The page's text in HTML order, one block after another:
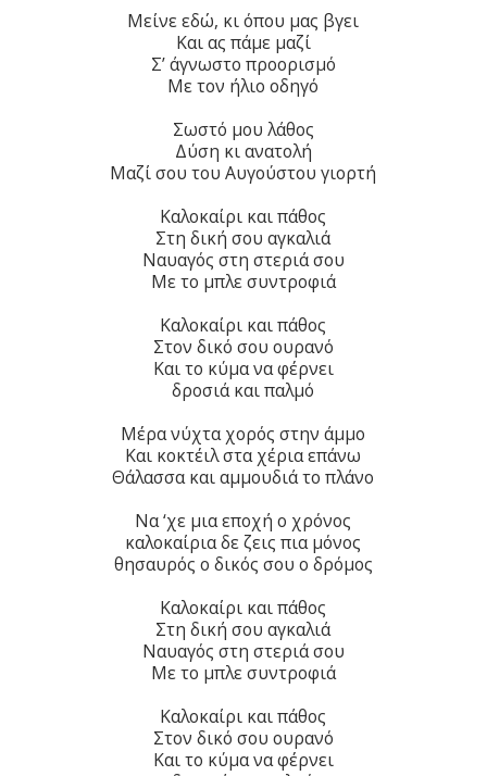
Μείνε εδώ, κι όπου μας βγει
Και ας πάμε μαζί
Σ’ άγνωστο προορισμό
Με τον ήλιο οδηγό
Σωστό μου λάθος
Δύση κι ανατολή
Μαζί σου του Αυγούστου γιορτή
Καλοκαίρι και πάθος
Στη δική σου αγκαλιά
Ναυαγός στη στεριά σου
Με το μπλε συντροφιά
Καλοκαίρι και πάθος
Στον δικό σου ουρανό
Και το κύμα να φέρνει
δροσιά και παλμό
Μέρα νύχτα χορός στην άμμο
Και κοκτέιλ στα χέρια επάνω
Θάλασσα και αμμουδιά το πλάνο
Να ‘χε μια εποχή ο χρόνος
καλοκαίρια δε ζεις πια μόνος
θησαυρός ο δικός σου ο δρόμος
Καλοκαίρι και πάθος
Στη δική σου αγκαλιά
Ναυαγός στη στεριά σου
Με το μπλε συντροφιά
Καλοκαίρι και πάθος
Στον δικό σου ουρανό
Και το κύμα να φέρνει